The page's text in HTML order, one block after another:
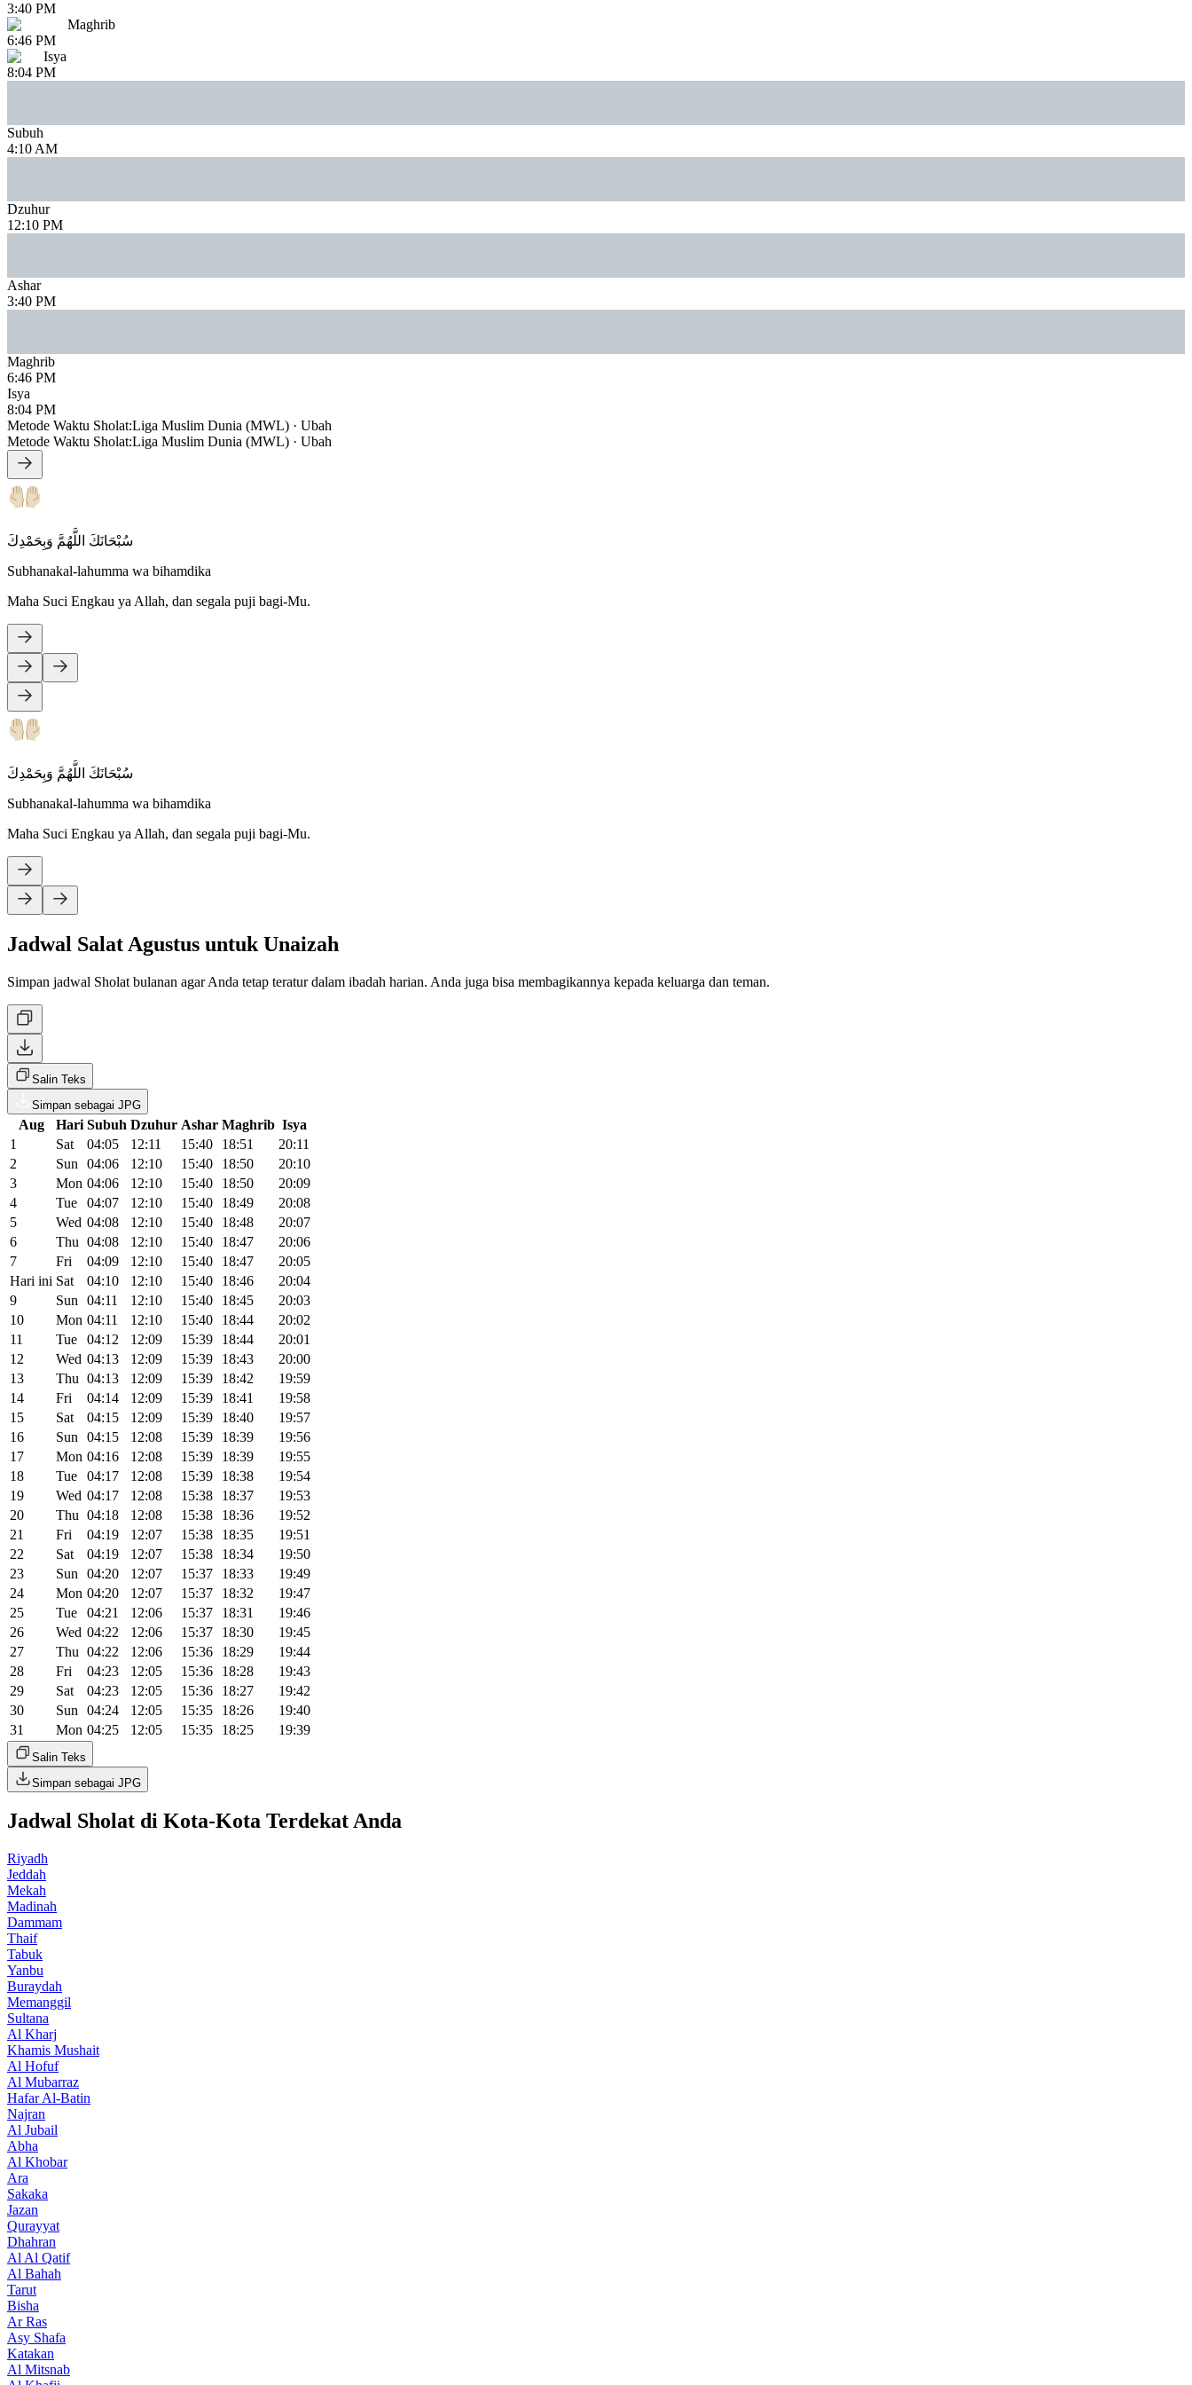
3:40 PM
Maghrib
6:46 PM
Isya
8:04 PM
Subuh
4:10 AM
Dzuhur
12:10 PM
Ashar
3:40 PM
Maghrib
6:46 PM
Isya
8:04 PM
Metode Waktu Sholat:Liga Muslim Dunia (MWL) · Ubah
Metode Waktu Sholat:Liga Muslim Dunia (MWL) · Ubah
سُبْحَانَكَ اللَّهُمَّ وَبِحَمْدِكَ
Subhanakal-lahumma wa bihamdika
Maha Suci Engkau ya Allah, dan segala puji bagi-Mu.
سُبْحَانَكَ اللَّهُمَّ وَبِحَمْدِكَ
Subhanakal-lahumma wa bihamdika
Maha Suci Engkau ya Allah, dan segala puji bagi-Mu.
Jadwal Salat Agustus untuk Unaizah
Simpan jadwal Sholat bulanan agar Anda tetap teratur dalam ibadah harian. Anda juga bisa membagikannya kepada keluarga dan teman.
Salin Teks
Simpan sebagai JPG
Aug Hari Subuh Dzuhur Ashar Maghrib Isya
1
Sat 04:05 12:11 15:40 18:51
20:11
2
Sun 04:06 12:10 15:40 18:50
20:10
3
Mon 04:06 12:10 15:40 18:50
20:09
4
Tue 04:07 12:10 15:40 18:49
20:08
5
Wed 04:08 12:10 15:40 18:48
20:07
6
Thu 04:08 12:10 15:40 18:47
20:06
7
Fri 04:09 12:10 15:40 18:47
20:05
Hari ini Sat 04:10 12:10 15:40 18:46
20:04
9
Sun 04:11 12:10 15:40 18:45
20:03
10
Mon 04:11 12:10 15:40 18:44
20:02
11
Tue 04:12 12:09 15:39 18:44
20:01
12
Wed 04:13 12:09 15:39 18:43
20:00
13
Thu 04:13 12:09 15:39 18:42
19:59
14
Fri 04:14 12:09 15:39 18:41
19:58
15
Sat 04:15 12:09 15:39 18:40
19:57
16
Sun 04:15 12:08 15:39 18:39
19:56
17
Mon 04:16 12:08 15:39 18:39
19:55
18
Tue 04:17 12:08 15:39 18:38
19:54
19
Wed 04:17 12:08 15:38 18:37
19:53
20
Thu 04:18 12:08 15:38 18:36
19:52
21
Fri 04:19 12:07 15:38 18:35
19:51
22
Sat 04:19 12:07 15:38 18:34
19:50
23
Sun 04:20 12:07 15:37 18:33
19:49
24
Mon 04:20 12:07 15:37 18:32
19:47
25
Tue 04:21 12:06 15:37 18:31
19:46
26
Wed 04:22 12:06 15:37 18:30
19:45
27
Thu 04:22 12:06 15:36 18:29
19:44
28
Fri 04:23 12:05 15:36 18:28
19:43
29
Sat 04:23 12:05 15:36 18:27
19:42
30
Sun 04:24 12:05 15:35 18:26
19:40
31
Mon 04:25 12:05 15:35 18:25 19:39
Salin Teks
Simpan sebagai JPG
Jadwal Sholat di Kota-Kota Terdekat Anda
Riyadh
Jeddah
Mekah
Madinah
Dammam
Thaif
Tabuk
Yanbu
Buraydah
Memanggil
Sultana
Al Kharj
Khamis Mushait
Al Hofuf
Al Mubarraz
Hafar Al-Batin
Najran
Al Jubail
Abha
Al Khobar
Ara
Sakaka
Jazan
Qurayyat
Dhahran
Al Al Qatif
Al Bahah
Tarut
Bisha
Ar Ras
Asy Shafa
Katakan
Al Mitsnab